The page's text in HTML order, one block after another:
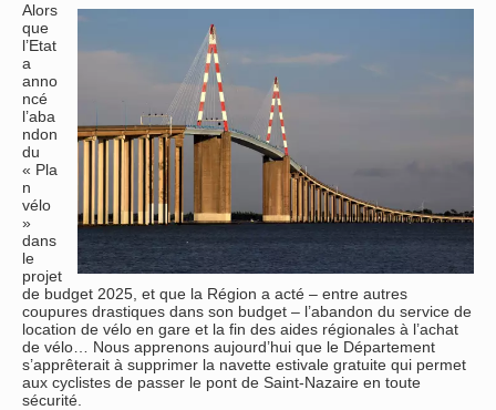
Alors
que
l’Etat
a
anno
ncé
l’aba
ndon
du
« Pla
n
vélo
»
dans
le
projet
de budget 2025, et que la Région a acté – entre autres
coupures drastiques dans son budget – l’abandon du service de
location de vélo en gare et la fin des aides régionales à l’achat
de vélo… Nous apprenons aujourd’hui que le Département
s’apprêterait à supprimer la navette estivale gratuite qui permet
aux cyclistes de passer le pont de Saint-Nazaire en toute
sécurité.